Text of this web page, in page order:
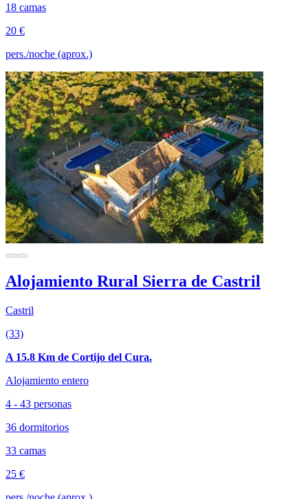
18 camas
20 €
pers./noche (aprox.)
Alojamiento Rural Sierra de Castril
Castril
(33)
A 15.8 Km de Cortijo del Cura.
Alojamiento entero
4 - 43 personas
36 dormitorios
33 camas
25 €